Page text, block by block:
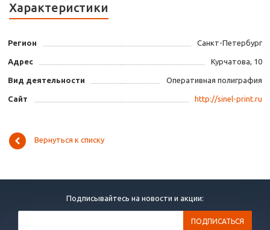
Характеристики
Регион Санкт-Петербург
Адрес Курчатова, 10
Вид деятельности Оперативная полиграфия
Сайт http://sinel-print.ru
Вернуться к списку
Подписывайтесь на новости и акции: